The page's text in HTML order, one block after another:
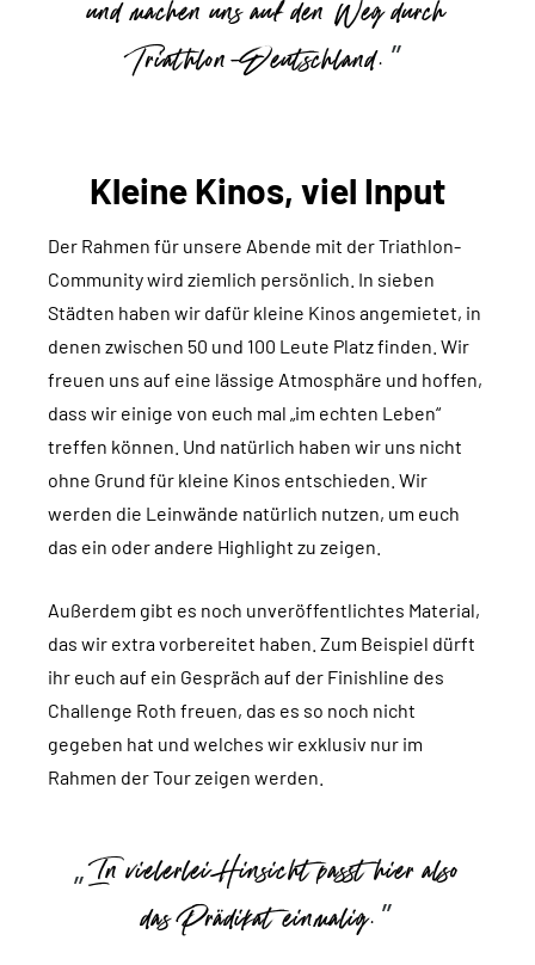
und machen uns auf den Weg durch
Triathlon-Deutschland.
Kleine Kinos, viel Input
Der Rahmen für unsere Abende mit der Triathlon-
Community wird ziemlich persönlich. In sieben
Städten haben wir dafür kleine Kinos angemietet, in
denen zwischen 50 und 100 Leute Platz finden. Wir
freuen uns auf eine lässige Atmosphäre und hoffen,
dass wir einige von euch mal „im echten Leben“
treffen können. Und natürlich haben wir uns nicht
ohne Grund für kleine Kinos entschieden. Wir
werden die Leinwände natürlich nutzen, um euch
das ein oder andere Highlight zu zeigen.
Außerdem gibt es noch unveröffentlichtes Material,
das wir extra vorbereitet haben. Zum Beispiel dürft
ihr euch auf ein Gespräch auf der Finishline des
Challenge Roth freuen, das es so noch nicht
gegeben hat und welches wir exklusiv nur im
Rahmen der Tour zeigen werden.
In vielerlei Hinsicht passt hier also
das Prädikat einmalig.